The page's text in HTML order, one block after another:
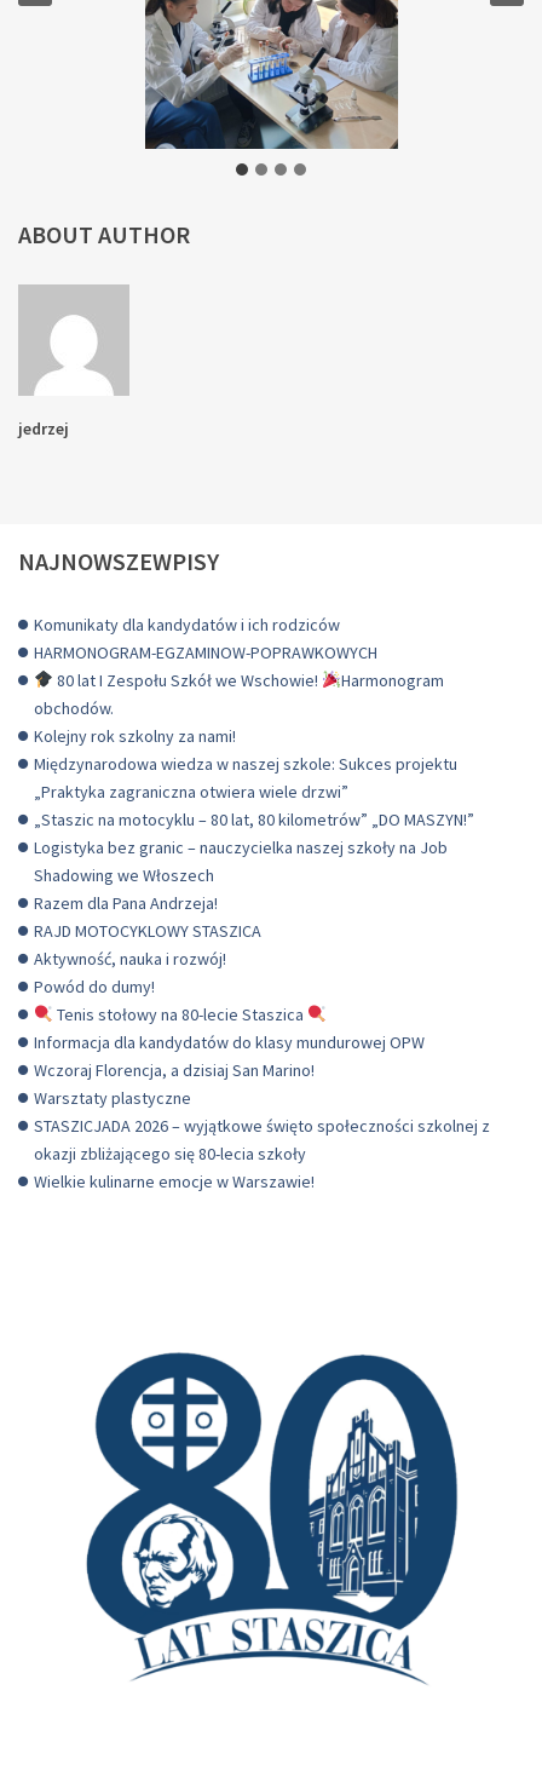
ABOUT AUTHOR
jedrzej
NAJNOWSZEWPISY
Komunikaty dla kandydatów i ich rodziców
HARMONOGRAM-EGZAMINOW-POPRAWKOWYCH
80 lat I Zespołu Szkół we Wschowie!
Harmonogram
obchodów.
Kolejny rok szkolny za nami!
Międzynarodowa wiedza w naszej szkole: Sukces projektu
„Praktyka zagraniczna otwiera wiele drzwi”
„Staszic na motocyklu – 80 lat, 80 kilometrów” „DO MASZYN!”
Logistyka bez granic – nauczycielka naszej szkoły na Job
Shadowing we Włoszech
Razem dla Pana Andrzeja!
RAJD MOTOCYKLOWY STASZICA
Aktywność, nauka i rozwój!
Powód do dumy!
Tenis stołowy na 80-lecie Staszica
Informacja dla kandydatów do klasy mundurowej OPW
Wczoraj Florencja, a dzisiaj San Marino!
Warsztaty plastyczne
STASZICJADA 2026 – wyjątkowe święto społeczności szkolnej z
okazji zbliżającego się 80-lecia szkoły
Wielkie kulinarne emocje w Warszawie!